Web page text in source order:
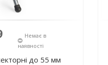
Немає в
наявності
до 55 мм